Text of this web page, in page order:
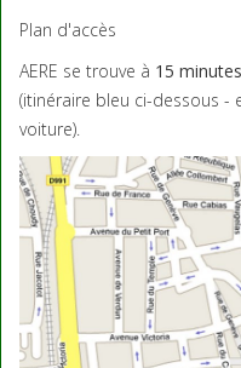
Plan d'accès
AERE se trouve à 15
(itinéraire bleu ci-dessous -
voiture).